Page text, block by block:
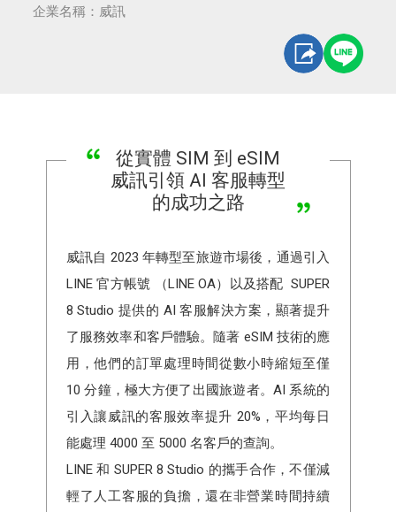
企業名稱：威訊
從實體 SIM 到 eSIM
威訊引領 AI 客服轉型
的成功之路
威訊自 2023 年轉型至旅遊市場後，通過引入
LINE 官方帳號 （LINE OA）以及搭配 SUPER
8 Studio 提供的 AI 客服解決方案，顯著提升
了服務效率和客戶體驗。隨著 eSIM 技術的應
用，他們的訂單處理時間從數小時縮短至僅
10 分鐘，極大方便了出國旅遊者。AI 系統的
引入讓威訊的客服效率提升 20%，平均每日
能處理 4000 至 5000 名客戶的查詢。
LINE 和 SUPER 8 Studio 的攜手合作，不僅減
輕了人工客服的負擔，還在非營業時間持續